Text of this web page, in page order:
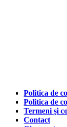
Politica de
Politica de
Termeni și
Contact